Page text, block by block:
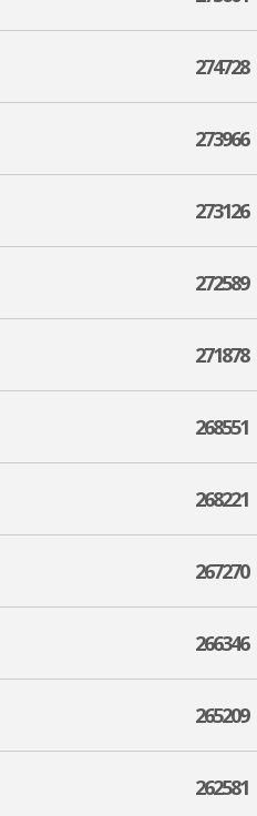
274728
273966
273126
272589
271878
268551
268221
267270
266346
265209
262581